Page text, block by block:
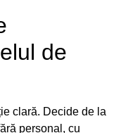
de
clară. Decide de la
personal, cu